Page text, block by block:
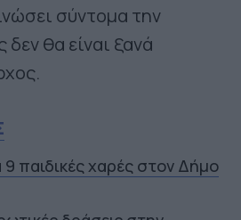
σύντομα την
θα είναι ξανά
παιδικές χαρές στον Δήμο